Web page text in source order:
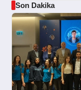
Son Dakika